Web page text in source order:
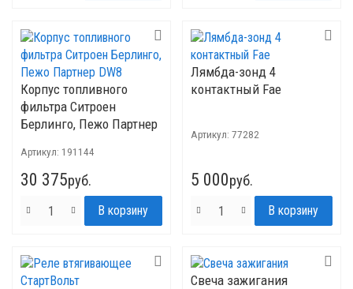
Корпус топливного
фильтра Ситроен
Берлинго, Пежо Партнер
Артикул: 191144
30 375руб.
Лямбда-зонд 4
контактный Fae
Артикул: 77282
5 000руб.
Свеча зажигания